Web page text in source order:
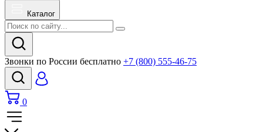
Каталог
Звонки по России бесплатно +7 (800) 555-46-75
0